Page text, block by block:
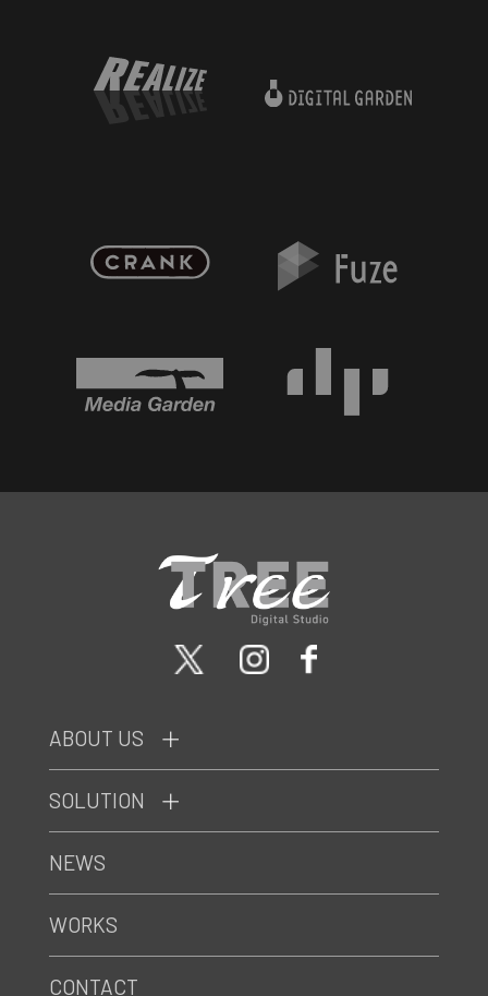
ABOUT US
SOLUTION
NEWS
WORKS
CONTACT